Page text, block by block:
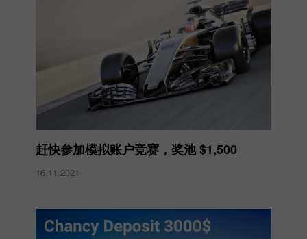
赶快参加模拟账户竞赛，奖池 $1,500
16.11.2021